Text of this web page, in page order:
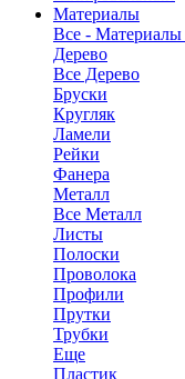
Материалы
Все - Материалы
Дерево
Все Дерево
Бруски
Кругляк
Ламели
Рейки
Фанера
Металл
Все Металл
Листы
Полоски
Проволока
Профили
Прутки
Трубки
Еще
Пластик